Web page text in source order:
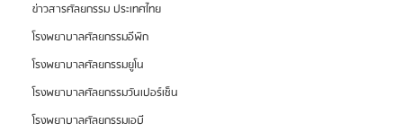
ข่าวสารศัลยกรรม ประเทศไทย
โรงพยาบาลศัลยกรรมอีพิก
โรงพยาบาลศัลยกรรมยูโน
โรงพยาบาลศัลยกรรมวันเปอร์เซ็น
โรงพยาบาลศัลยกรรมเอบี